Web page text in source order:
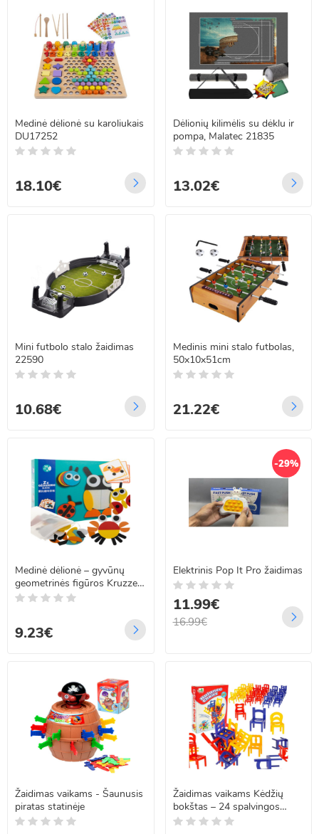
Medinė dėlionė su karoliukais
DU17252
18.10€
Dėlionių kilimėlis su dėklu ir
pompa, Malatec 21835
13.02€
Mini futbolo stalo žaidimas
22590
10.68€
Medinis mini stalo futbolas,
50x10x51cm
21.22€
Medinė dėlionė – gyvūnų
geometrinės figūros Kruzzel
22426
9.23€
-29%
Elektrinis Pop It Pro žaidimas
11.99€
16.99€
Žaidimas vaikams - Šaunusis
piratas statinėje
Žaidimas vaikams Kėdžių
bokštas – 24 spalvingos
kėdės